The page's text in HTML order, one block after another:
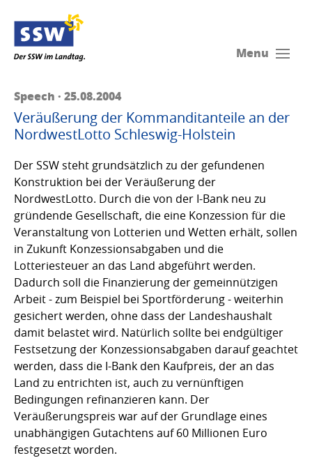
Menu
Speech · 25.08.2004
Veräußerung der Kommanditanteile an der
NordwestLotto Schleswig-Holstein
Der SSW steht grundsätzlich zu der gefundenen
Konstruktion bei der Veräußerung der
NordwestLotto. Durch die von der I-Bank neu zu
gründende Gesellschaft, die eine Konzession für die
Veranstaltung von Lotterien und Wetten erhält, sollen
in Zukunft Konzessionsabgaben und die
Lotteriesteuer an das Land abgeführt werden.
Dadurch soll die Finanzierung der gemeinnützigen
Arbeit - zum Beispiel bei Sportförderung - weiterhin
gesichert werden, ohne dass der Landeshaushalt
damit belastet wird. Natürlich sollte bei endgültiger
Festsetzung der Konzessionsabgaben darauf geachtet
werden, dass die I-Bank den Kaufpreis, der an das
Land zu entrichten ist, auch zu vernünftigen
Bedingungen refinanzieren kann. Der
Veräußerungspreis war auf der Grundlage eines
unabhängigen Gutachtens auf 60 Millionen Euro
festgesetzt worden.